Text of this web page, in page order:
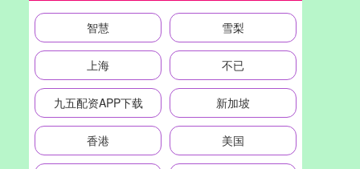
智慧 雪梨
上海 不已
九五配资APP下载 新加坡
香港 美国